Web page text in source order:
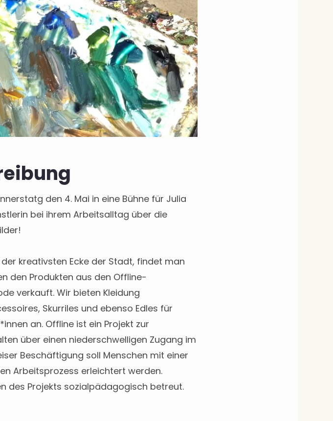
den 4. Mai in eine Bühne für Julia
bei ihrem Arbeitsalltag über die
kreativsten Ecke der Stadt, findet man
den Produkten aus den Offline-
verkauft. Wir bieten Kleidung
Skurriles und ebenso Edles für
an. Offline ist ein Projekt zur
über einen niederschwelligen Zugang im
Beschäftigung soll Menschen mit einer
Arbeitsprozess erleichtert werden.
des Projekts sozialpädagogisch betreut.